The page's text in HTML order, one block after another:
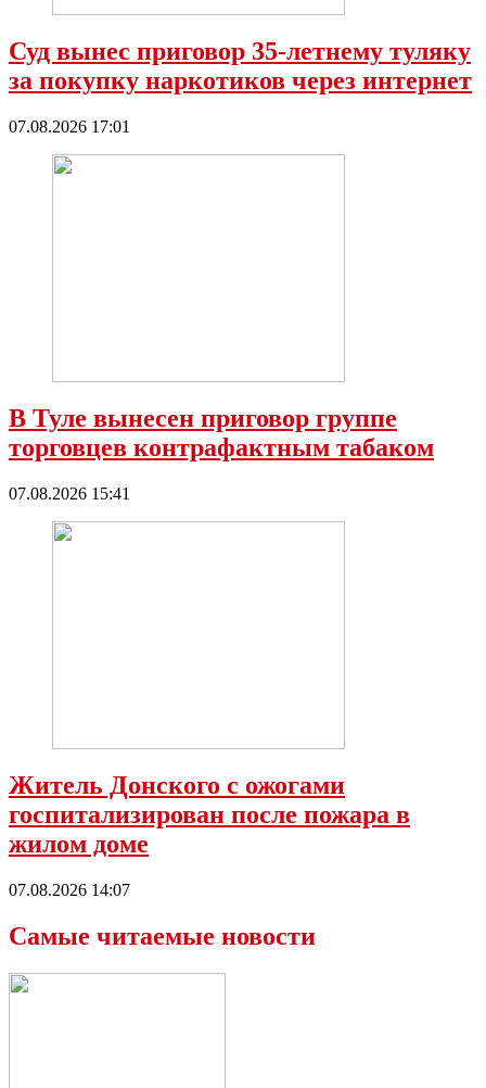
Суд вынес приговор 35-летнему туляку
за покупку наркотиков через интернет
07.08.2026 17:01
В Туле вынесен приговор группе
торговцев контрафактным табаком
07.08.2026 15:41
Житель Донского с ожогами
госпитализирован после пожара в
жилом доме
07.08.2026 14:07
Самые читаемые новости